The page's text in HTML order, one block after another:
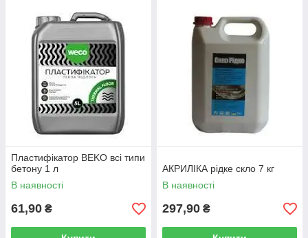
Пластифікатор BEKO всі типи
бетону 1 л
В наявності
61,90 ₴
АКРИЛІКА рідке скло 7 кг
В наявності
297,90 ₴